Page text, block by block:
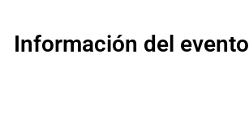
Información del evento